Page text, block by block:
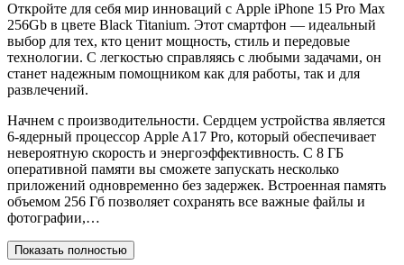
Откройте для себя мир инноваций с Apple iPhone 15 Pro Max
256Gb в цвете Black Titanium. Этот смартфон — идеальный
выбор для тех, кто ценит мощность, стиль и передовые
технологии. С легкостью справляясь с любыми задачами, он
станет надежным помощником как для работы, так и для
развлечений.
Начнем с производительности. Сердцем устройства является
6-ядерный процессор Apple A17 Pro, который обеспечивает
невероятную скорость и энергоэффективность. С 8 ГБ
оперативной памяти вы сможете запускать несколько
приложений одновременно без задержек. Встроенная память
объемом 256 Гб позволяет сохранять все важные файлы и
фотографии,…
Показать полностью